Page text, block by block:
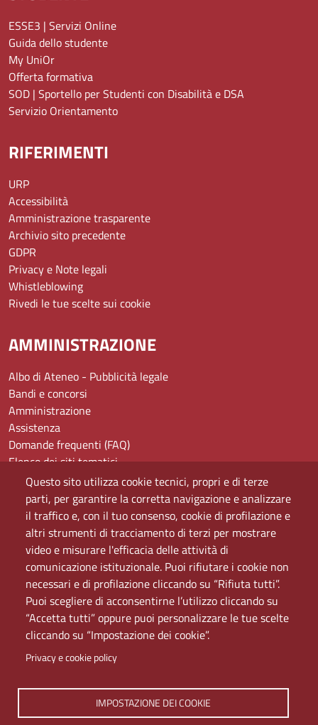
Questo sito utilizza cookie tecnici, propri e di terze
parti, per garantire la corretta navigazione e analizzare
il traffico e, con il tuo consenso, cookie di profilazione e
altri strumenti di tracciamento di terzi per mostrare
video e misurare l'efficacia delle attività di
comunicazione istituzionale. Puoi rifiutare i cookie non
necessari e di profilazione cliccando su “Rifiuta tutti”.
Puoi scegliere di acconsentirne l’utilizzo cliccando su
“Accetta tutti” oppure puoi personalizzare le tue scelte
cliccando su “Impostazione dei cookie”.
Privacy e cookie policy
IMPOSTAZIONE DEI COOKIE
ESSE3 | Servizi Online
Guida dello studente
My UniOr
Offerta formativa
SOD | Sportello per Studenti con Disabilità e DSA
Servizio Orientamento
RIFERIMENTI
URP
Accessibilità
Amministrazione trasparente
Archivio sito precedente
GDPR
Privacy e Note legali
Whistleblowing
Rivedi le tue scelte sui cookie
AMMINISTRAZIONE
Albo di Ateneo - Pubblicità legale
Bandi e concorsi
Amministrazione
Assistenza
Domande frequenti (FAQ)
Elenco dei siti tematici
Mappa del sito
PEC
Rete Wi-Fi Eduroam
Servizio Proxy
Guida all’uso del portale
Università di Napoli L'Orientale. Palazzo Du Mesnil -